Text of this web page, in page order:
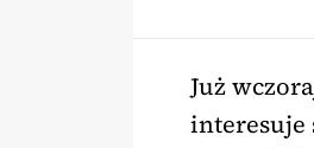
Już
interesuje